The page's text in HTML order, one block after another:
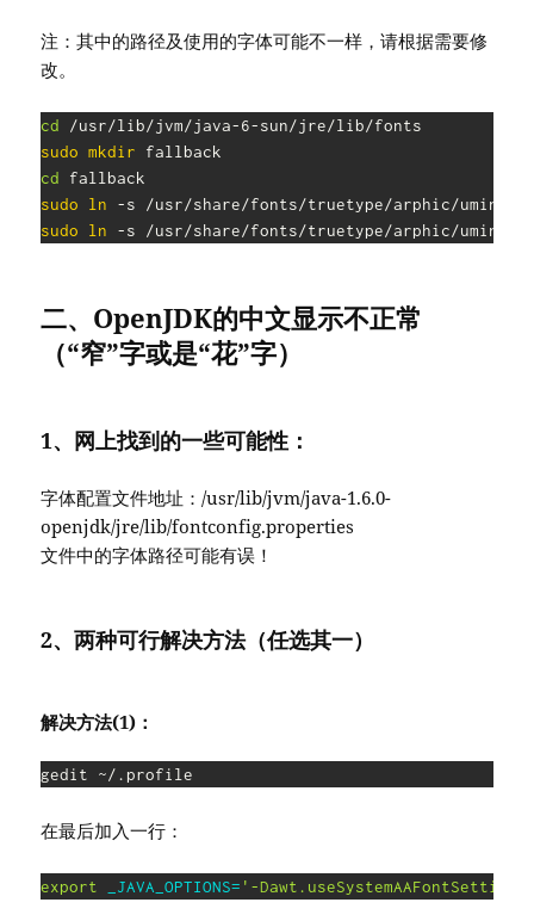
注：其中的路径及使用的字体可能不一样，请根据需要修
改。
cd
sudo mkdir
cd
sudo
ln -s /usr/share/fonts/truetype/arphic/
sudo
ln -s /usr/share/fonts/truetype/arphic/
二、OpenJDK的中文显示不正常
（“窄”字或是“花”字）
1、网上找到的一些可能性：
字体配置文件地址：/usr/lib/jvm/java-1.6.0-
openjdk/jre/lib/fontconfig.properties
文件中的字体路径可能有误！
2、两种可行解决方法（任选其一）
解决方法(1)：
gedit ~/.profile
在最后加入一行：
export _JAVA_OPTIONS= '-